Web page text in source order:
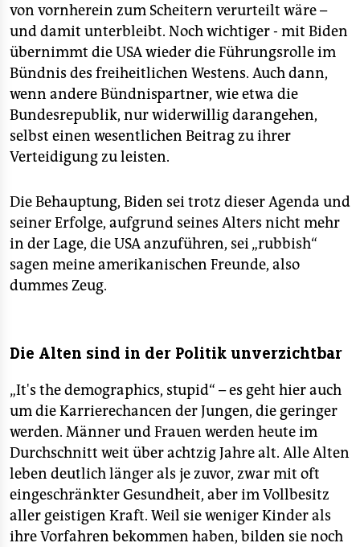
von vornherein zum Scheitern verurteilt wäre –
und damit unterbleibt. Noch wichtiger - mit Biden
übernimmt die USA wieder die Führungsrolle im
Bündnis des freiheitlichen Westens. Auch dann,
wenn andere Bündnispartner, wie etwa die
Bundesrepublik, nur widerwillig darangehen,
selbst einen wesentlichen Beitrag zu ihrer
Verteidigung zu leisten.
Die Behauptung, Biden sei trotz dieser Agenda und
seiner Erfolge, aufgrund seines Alters nicht mehr
in der Lage, die USA anzuführen, sei „rubbish“
sagen meine amerikanischen Freunde, also
dummes Zeug.
Die Alten sind in der Politik unverzichtbar
„It's the demographics, stupid“ – es geht hier auch
um die Karrierechancen der Jungen, die geringer
werden. Männer und Frauen werden heute im
Durchschnitt weit über achtzig Jahre alt. Alle Alten
leben deutlich länger als je zuvor, zwar mit oft
eingeschränkter Gesundheit, aber im Vollbesitz
aller geistigen Kraft. Weil sie weniger Kinder als
ihre Vorfahren bekommen haben, bilden sie noch